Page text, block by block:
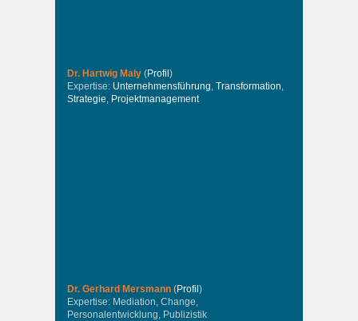
Dr. Hartwig Maly (Profil )
Expertise: Unternehmensführung, Transformation,
Strategie, Projektmanagement
Dr. Gerhard Mersmann (Profil)
Expertise: Mediation, Change,
Personalentwicklung, Publizistik